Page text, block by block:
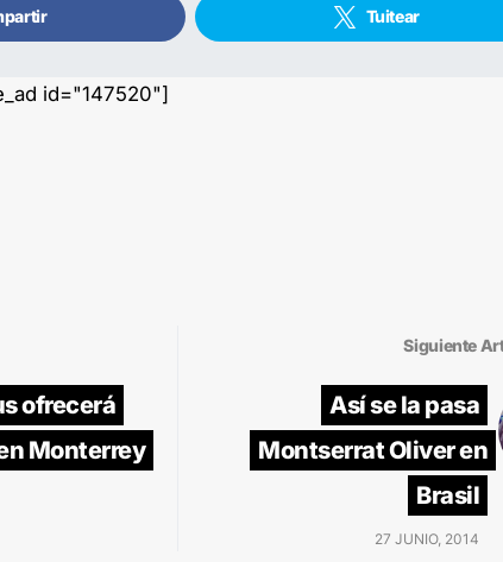
Tuitear
id="147520"]
ofrecerá
Monterrey
Siguiente
Así se la pasa
Montserrat Oliver en
Brasil
27 JUNIO, 2014